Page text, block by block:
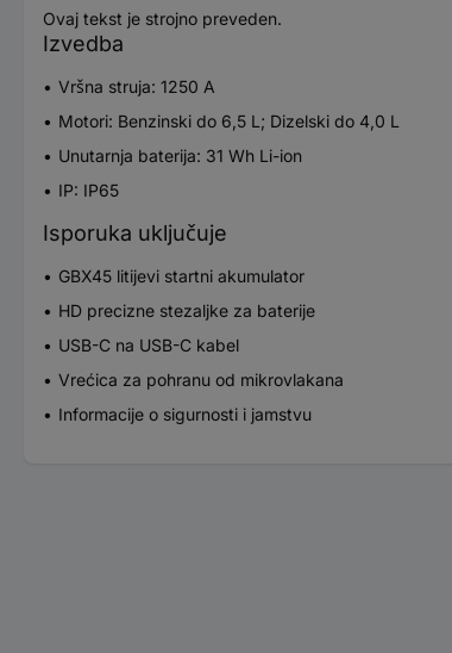
Ovaj tekst je strojno preveden.
Izvedba
Vršna struja: 1250 A
Motori: Benzinski do 6,5 L; Dizelski do 4,0 L
Unutarnja baterija: 31 Wh Li-ion
IP: IP65
Isporuka uključuje
GBX45 litijevi startni akumulator
HD precizne stezaljke za baterije
USB-C na USB-C kabel
Vrećica za pohranu od mikrovlakana
Informacije o sigurnosti i jamstvu